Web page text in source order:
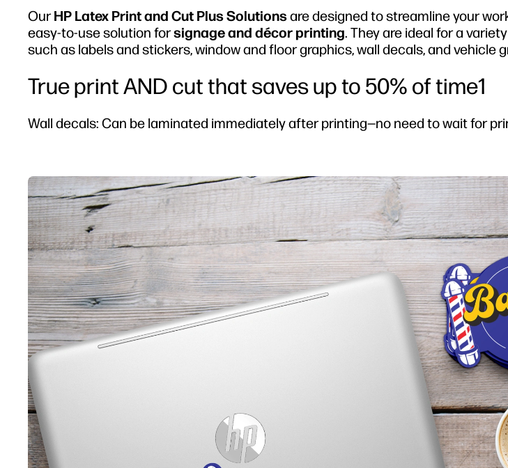
OurHP Latex Print and Cut Plus Solutionsare designed to streamline your
easy-to-use solution forsignage and décor printing. They are ideal for a
such as labels and stickers, window and floor graphics, wall decals, and vehicle
True print AND cut that saves up to 50% of time1
Wall decals: Can be laminated immediately after printing—no need to wait for